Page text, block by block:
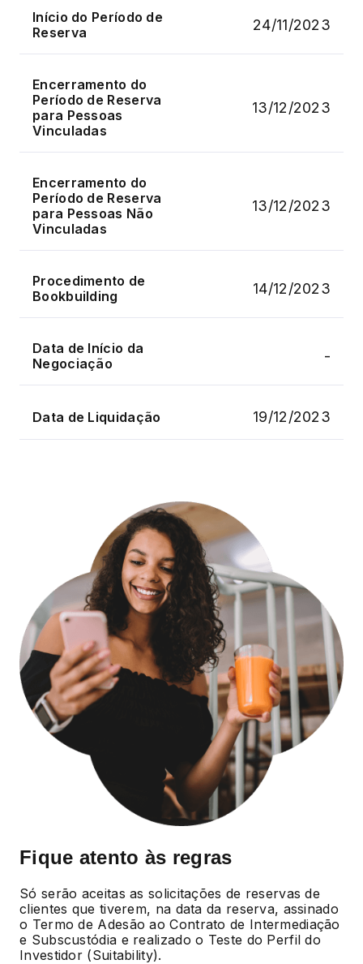
Início do Período de
Reserva
24/11/2023
Encerramento do
Período de Reserva
para Pessoas
Vinculadas
13/12/2023
Encerramento do
Período de Reserva
para Pessoas Não
Vinculadas
13/12/2023
Procedimento de
Bookbuilding
14/12/2023
Data de Início da
Negociação
-
Data de Liquidação 19/12/2023
Fique atento às regras
Só serão aceitas as solicitações de reservas de
clientes que tiverem, na data da reserva, assinado
o Termo de Adesão ao Contrato de Intermediação
e Subscustódia e realizado o Teste do Perfil do
Investidor (Suitability).